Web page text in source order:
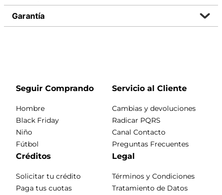
Garantía
Seguir Comprando
Hombre
Black Friday
Niño
Fútbol
Servicio al Cliente
Cambias y devoluciones
Radicar PQRS
Canal Contacto
Preguntas Frecuentes
Créditos
Solicitar tu crédito
Paga tus cuotas
Legal
Términos y Condiciones
Tratamiento de Datos